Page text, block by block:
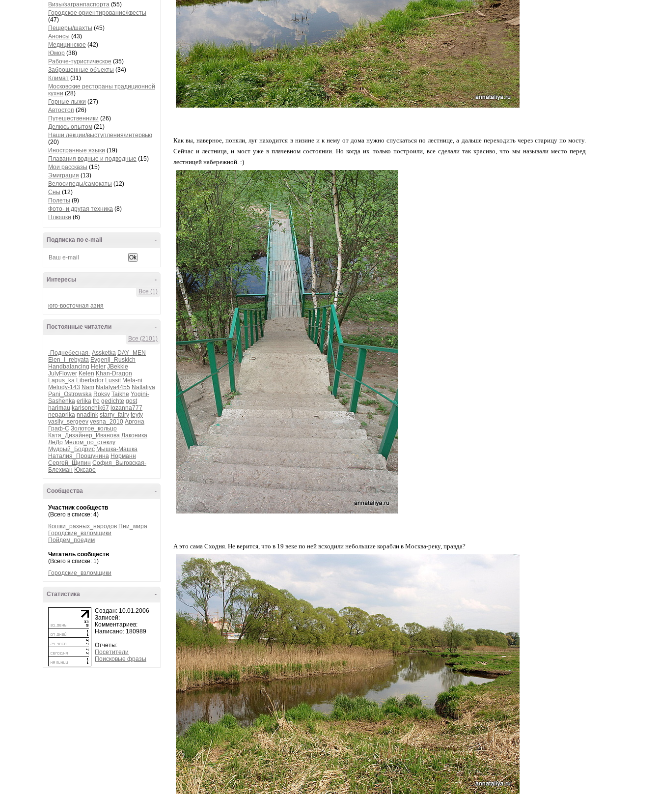
Визы/загранпаспорта (55)
Городское ориентирование/квесты
(47)
Пещеры/шахты (45)
Анонсы (43)
Медицинское (42)
Юмор (38)
Рабоче-туристическое (35)
Заброшенные объекты (34)
Климат (31)
Московские рестораны традиционной
кухни (28)
Горные лыжи (27)
Автостоп (26)
Путешественники (26)
Делюсь опытом (21)
Наши лекции/выступления/интервью
(20)
Иностранные языки (19)
Плавания водные и подводные (15)
Мои рассказы (15)
Эмиграция (13)
Велосипеды/самокаты (12)
Сны (12)
Полеты (9)
Фото- и другая техника (8)
Плюшки (6)
-
Подписка по e-mail
-
Интересы
Все (1)
юго-восточная азия
-
Постоянные читатели
Все (2101)
-Поднебесная- Assketka DAY_MEN
Elen_i_rebyata Evgenij_Ruskich
Handbalancing Heler JBekkie
JulyFlower Kelen Khan-Dragon
Lapus_ka Libertador Lussit Mela-ni
Melody-143 Nam Natalya4455 Nattaliya
Pani_Ostrowska Roksy Taikhe Yogini-
Sashenka erlika fro gedichte gost
harimau karlsonchik67 lozanna777
nepaprika nnadink starry_fairy teyty
vasily_sergeev vesna_2010 Аргона
Граф-С Золотое_кольцо
Катя_Дизайнер_Иванова Лаконика
ЛеДо Мелом_по_стеклу
Мудрый_Бодрис Мышка-Машка
Наталия_Прошунина Норманн
Сергей_Щипин София_Выговская-
Блехман Юксаре
-
Сообщества
Участник сообществ
(Всего в списке: 4)
Кошки_разных_народов Пни_мира
Городские_взломщики
Пойдем_поедим
Читатель сообществ
(Всего в списке: 1)
Городские_взломщики
-
Статистика
Создан: 10.01.2006
Записей:
Комментариев:
Написано: 180989
Отчеты:
Посетители
Поисковые фразы
Как вы, наверное, поняли, луг находится в низине и к нему от дома нужно спускаться по лестнице, а дальше переходить через старицу по мосту.
Сейчас и лестница, и мост уже в плачевном состоянии. Но когда их только построили, все сделали так красиво, что мы называли место перед
лестницей набережной. :)
А это сама Сходня. Не верится, что в 19 веке по ней всходили небольшие корабли в Москва-реку, правда?